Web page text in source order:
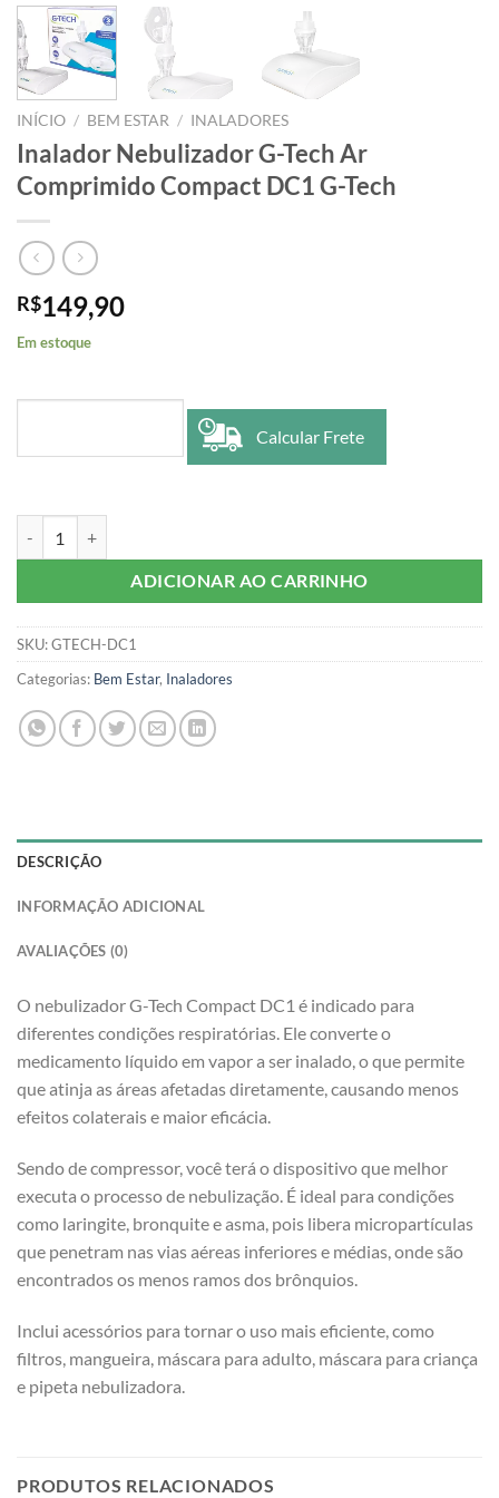
INÍCIO / BEM ESTAR / INALADORES
Inalador Nebulizador G-Tech Ar
Comprimido Compact DC1 G-Tech
R$149,90
Em estoque
Calcular Frete
ADICIONAR AO CARRINHO
SKU:GTECH-DC1
Categorias: Bem Estar, Inaladores
DESCRIÇÃO
INFORMAÇÃO ADICIONAL
AVALIAÇÕES (0)
O nebulizador G-Tech Compact DC1 é indicado para
diferentes condições respiratórias. Ele converte o
medicamento líquido em vapor a ser inalado, o que permite
que atinja as áreas afetadas diretamente, causando menos
efeitos colaterais e maior eficácia.
Sendo de compressor, você terá o dispositivo que melhor
executa o processo de nebulização. É ideal para condições
como laringite, bronquite e asma, pois libera micropartículas
que penetram nas vias aéreas inferiores e médias, onde são
encontrados os menos ramos dos brônquios.
Inclui acessórios para tornar o uso mais eficiente, como
filtros, mangueira, máscara para adulto, máscara para criança
e pipeta nebulizadora.
PRODUTOS RELACIONADOS